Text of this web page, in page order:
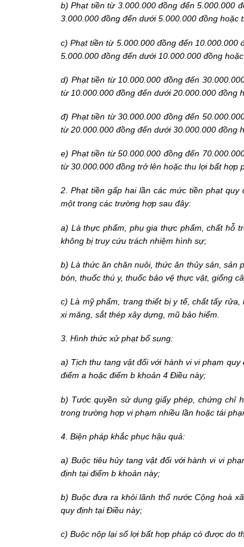
b) Phạt tiền từ 3.000.000 đồng đến 5.000.000
3.000.000 đồng đến dưới 5.000.000 đồng
c) Phạt tiền từ 5.000.000 đồng đến
5.000.000 đồng đến dưới 10.000.000 đồng
d) Phạt tiền từ 10.000.000 đồng đến
từ 10.000.000 đồng đến dưới 20.000.000 đồng
đ) Phạt tiền từ 30.000.000 đồng đến
từ 20.000.000 đồng đến dưới 30.000.000 đồng
e) Phạt tiền từ 50.000.000 đồng đến
từ 30.000.000 đồng trở lên hoặc thu lợi bất hợp
2. Phạt tiền gấp hai lần các mức tiền phạt
một trong các trường hợp sau đây:
a) Là thực phẩm, phụ gia thực phẩm, chất hỗ
không bị truy cứu trách nhiệm hình sự;
b) Là thức ăn chăn nuôi, thức ăn thủy sản, sản
bón, thuốc thú y, thuốc bảo vệ thực vật, giống
c) Là mỹ phẩm, trang thiết bị y tế, chất tẩy
xi măng, sắt thép xây dựng, mũ bảo hiểm.
3. Hình thức xử phạt bổ sung:
a) Tịch thu tang vật đối với hành vi vi phạm
điểm a hoặc điểm b khoản 4 Điều này;
b) Tước quyền sử dụng giấy phép, chứng chỉ
trong trường hợp vi phạm nhiều lần hoặc tái
4. Biện pháp khắc phục hậu quả:
a) Buộc tiêu hủy tang vật đối với hành vi vi
định tại điểm b khoản này;
b) Buộc đưa ra khỏi lãnh thổ nước Cộng hoà
quy định tại Điều này;
c) Buộc nộp lại số lợi bất hợp pháp có được do